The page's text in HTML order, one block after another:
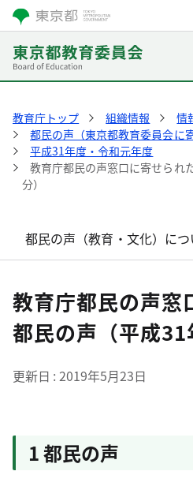
教育庁トップ 組織情報
情
都民の声（東京都教育委員会に
平成31年度・令和元年度
教育庁都民の声窓口に寄せられ
分）
都民の声（教育・文化）に
教育庁都民の声窓
都民の声（平成31
更新日 2019年5月23日
1 都民の声